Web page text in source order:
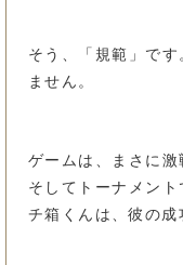
そう、「規範」で
ません。
ゲームは、まさに
そしてトーナメン
チ箱くんは、彼の成